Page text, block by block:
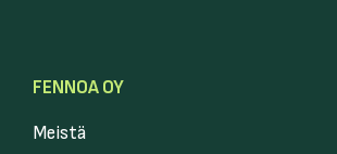
FENNOA OY
Meistä